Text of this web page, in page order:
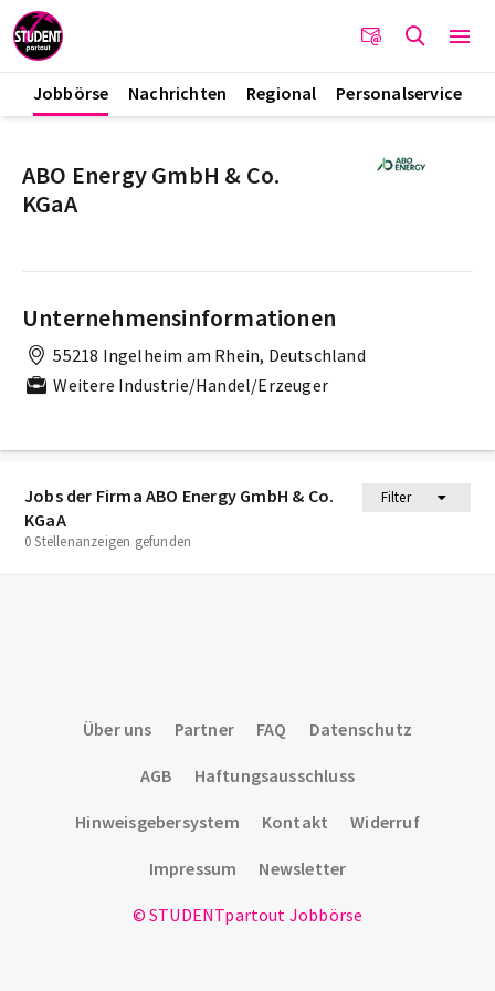
Jobbörse Nachrichten Regional Personalservice
Jobs der Firma ABO Energy GmbH & Co.
KGaA
Filter
0 Stellenanzeigen gefunden
ABO Energy GmbH & Co.
KGaA
Unternehmensinformationen
55218 Ingelheim am Rhein, Deutschland
Weitere Industrie/Handel/Erzeuger
Über uns Partner FAQ Datenschutz
AGB Haftungsausschluss
Hinweisgebersystem Kontakt Widerruf
Impressum Newsletter
© STUDENTpartout Jobbörse